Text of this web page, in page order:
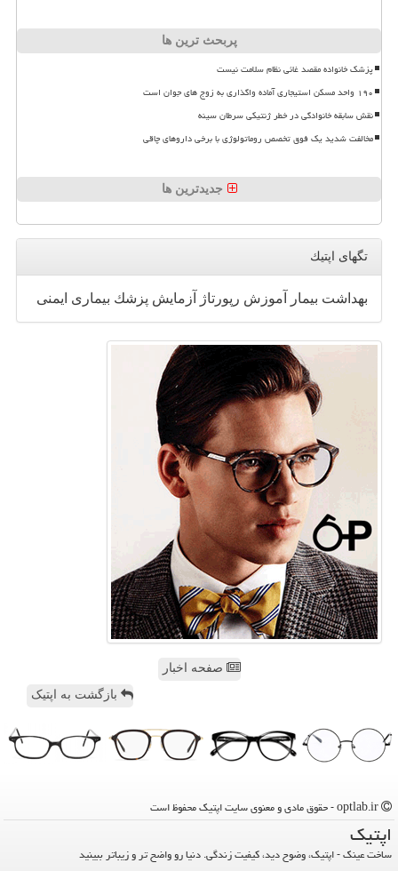
پربحث ترین ها
پزشک خانواده مقصد غائی نظام سلامت نیست
۱۹۰ واحد مسکن استیجاری آماده واگذاری به زوج های جوان است
نقش سابقه خانوادگی در خطر ژنتیکی سرطان سینه
مخالفت شدید یک فوق تخصص روماتولوژی با برخی داروهای چاقی
جدیدترین ها
تگهای اپتیك
بهداشت بیمار آموزش رپورتاژ آزمایش پزشك بیماری ایمنی
صفحه اخبار
بازگشت به اپتیک
اپتیك
ساخت عینک - اپتیک، وضوح دید، کیفیت زندگی. دنیا رو واضح تر و زیباتر ببینید